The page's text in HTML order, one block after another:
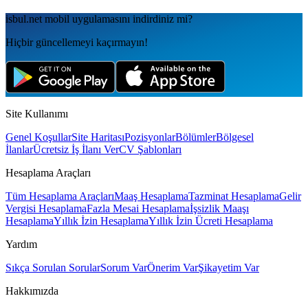
isbul.net mobil uygulamаsını indirdiniz mi?
Hiçbir güncellemeyi kaçırmayın!
Site Kullanımı
Genel KoşullarSite HaritasıPozisyonlarBölümlerBölgesel
İlanlarÜcretsiz İş İlanı VerCV Şablonları
Hesaplama Araçları
Tüm Hesaplama AraçlarıMaaş HesaplamaTazminat HesaplamaGelir
Vergisi HesaplamaFazla Mesai Hesaplamaİşsizlik Maaşı
HesaplamaYıllık İzin HesaplamaYıllık İzin Ücreti Hesaplama
Yardım
Sıkça Sorulan SorularSorum VarÖnerim VarŞikayetim Var
Hakkımızda